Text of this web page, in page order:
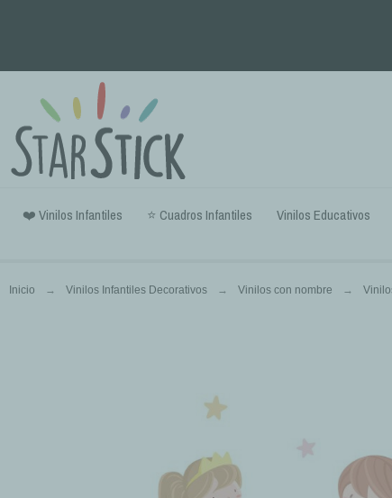
❤️ Vinilos Infantiles ⭐ Cuadros Infantiles Vinilos Educativos
Inicio Vinilos Infantiles Decorativos Vinilos con nombre